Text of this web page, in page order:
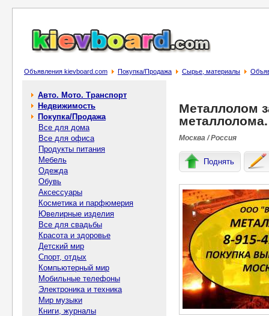
Объявления kievboard.com Покупка/Продажа Сырье, материалы
Авто. Мото. Транспорт
Недвижимость
Покупка/Продажа
Все для дома
Все для офиса
Продукты питания
Мебель
Одежда
Обувь
Аксессуары
Косметика и парфюмерия
Ювелирные изделия
Все для свадьбы
Красота и здоровье
Детский мир
Спорт, отдых
Компьютерный мир
Мобильные телефоны
Электроника и техника
Мир музыки
Книги, журналы
Металлолом
Москва / Россия
Поднять